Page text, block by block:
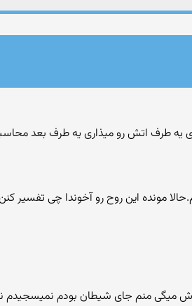
یه طرف اتش رو میذاری یه طرف بعد
مونده این روح رو آخوندا چی تفسیر
میگی منم جای شیطان بودم نمیسجیدم